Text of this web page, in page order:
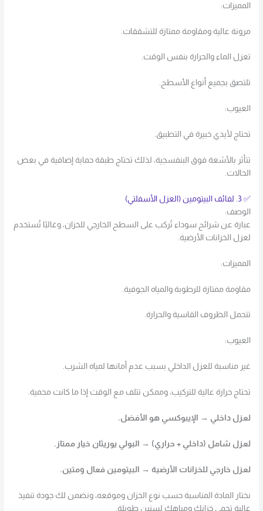
المميزات:
مرونة عالية ومقاومة ممتازة للتشققات.
تعزل الماء والحرارة بنفس الوقت.
تلتصق بجميع أنواع الأسطح.
العيوب:
تحتاج لأيدي خبيرة في التطبيق.
تتأثر بالأشعة فوق البنفسجية، لذلك تحتاج طبقة حماية إضافية في بعض
الحالات.
✅ 3. لفائف البيتومين (العزل الأسفلتي)
الوصف:
عبارة عن شرائح سوداء تُركب على السطح الخارجي للخزان، وغالبًا تُستخدم
لعزل الخزانات الأرضية.
المميزات:
مقاومة ممتازة للرطوبة والمياه الجوفية.
تتحمل الظروف القاسية والحرارة.
العيوب:
غير مناسبة للعزل الداخلي بسبب عدم أمانها لمياه الشرب.
تحتاج حرارة عالية للتركيب، وممكن تتلف مع الوقت إذا ما كانت محمية.
لعزل داخلي → الإيبوكسي هو الأفضل.
لعزل شامل (داخلي + حراري) → البولي يوريثان خيار ممتاز.
لعزل خارجي للخزانات الأرضية → البيتومين فعال ومتين.
نختار المادة المناسبة حسب نوع الخزان وموقعه، ونضمن لك جودة تنفيذ
عالية تحمي خزانك ومياهك لسنين طويلة.